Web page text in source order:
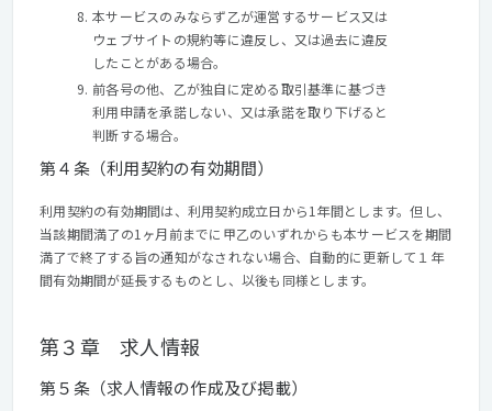
本サービスのみならず乙が運営するサービス又は
ウェブサイトの規約等に違反し、又は過去に違反
したことがある場合。
前各号の他、乙が独自に定める取引基準に基づき
利用申請を承諾しない、又は承諾を取り下げると
判断する場合。
第４条（利用契約の有効期間）
利用契約の有効期間は、利用契約成立日から1年間とします。但し、
当該期間満了の1ヶ月前までに甲乙のいずれからも本サービスを期間
満了で終了する旨の通知がなされない場合、自動的に更新して１年
間有効期間が延長するものとし、以後も同様とします。
第３章 求人情報
第５条（求人情報の作成及び掲載）